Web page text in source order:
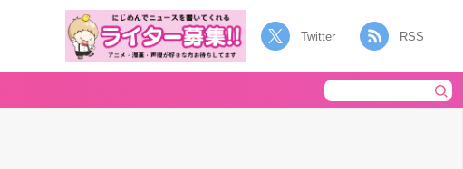
Twitter RSS